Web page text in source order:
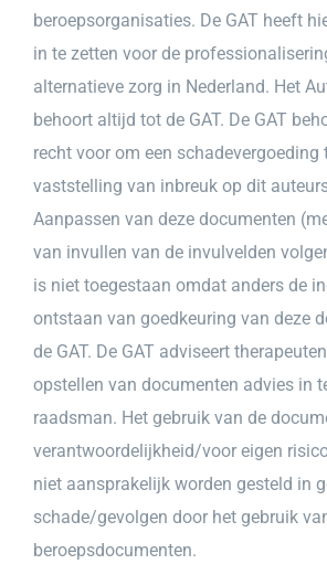
beroepsorganisaties. De GAT heeft
in te zetten voor de
alternatieve zorg in Nederland. Het
behoort altijd tot de GAT. De GAT
recht voor om een schadevergoeding
vaststelling van inbreuk op dit
Aanpassen van deze documenten
van invullen van de invulvelden
is niet toegestaan omdat anders de
ontstaan van goedkeuring van deze
de GAT. De GAT adviseert
opstellen van documenten advies in
raadsman. Het gebruik van de
verantwoordelijkheid/voor eigen
niet aansprakelijk worden gesteld in
schade/gevolgen door het gebruik
beroepsdocumenten.